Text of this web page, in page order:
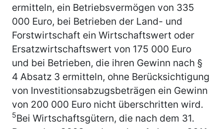
ermitteln, ein Betriebsvermögen von 335
000 Euro, bei Betrieben der Land- und
Forstwirtschaft ein Wirtschaftswert oder
Ersatzwirtschaftswert von 175 000 Euro
und bei Betrieben, die ihren Gewinn nach §
4 Absatz 3 ermitteln, ohne Berücksichtigung
von Investitionsabzugsbeträgen ein Gewinn
von 200 000 Euro nicht überschritten wird.
5Bei Wirtschaftsgütern, die nach dem 31.